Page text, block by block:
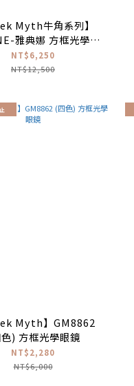
Myth牛角系列】
雅典娜 方框光學眼
鏡 #亞洲版高鼻墊
NT$6,250
NT$12,500
Myth】GM8862
) 方框光學眼鏡
NT$2,280
NT$6,000